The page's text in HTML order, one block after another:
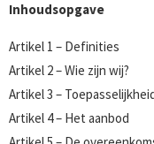
Inhoudsopgave
Artikel 1 – Definities
Artikel 2 – Wie zijn wij?
Artikel 3 –
Artikel 4 – Het aanbod